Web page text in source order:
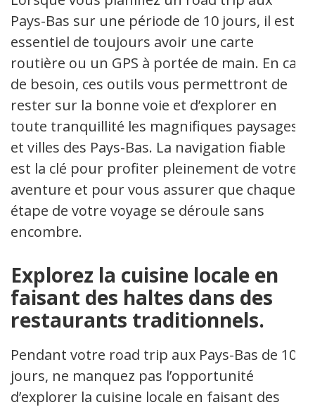
Pays-Bas sur une période de 10 jours, il est
essentiel de toujours avoir une carte
routière ou un GPS à portée de main. En cas
de besoin, ces outils vous permettront de
rester sur la bonne voie et d’explorer en
toute tranquillité les magnifiques paysages
et villes des Pays-Bas. La navigation fiable
est la clé pour profiter pleinement de votre
aventure et pour vous assurer que chaque
étape de votre voyage se déroule sans
encombre.
Explorez la cuisine locale en
faisant des haltes dans des
restaurants traditionnels.
Pendant votre road trip aux Pays-Bas de 10
jours, ne manquez pas l’opportunité
d’explorer la cuisine locale en faisant des